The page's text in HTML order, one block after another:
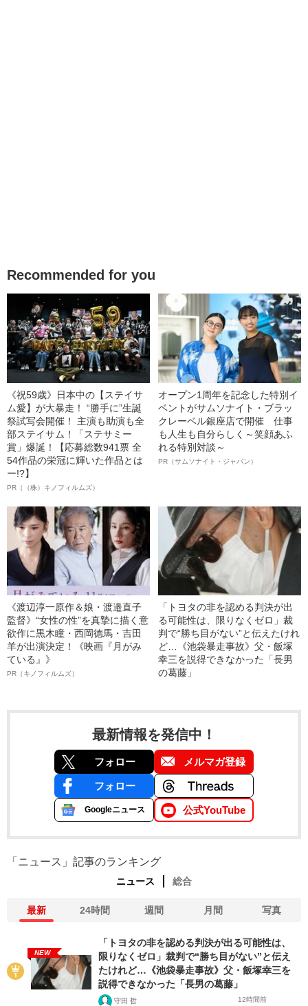
Recommended for you
《祝59歳》日本中の【ステイサ
ム愛】が大暴走！ “勝手に”生誕
祭試写会開催！ 主演も助演も全
部ステイサム！「ステサミー
賞」爆誕！【応募総数941票 全
54作品の栄冠に輝いた作品とは
ー!?】
PR（（株）キノフィルムズ）
オープン1周年を記念した特別イ
ベントがサムソナイト・ブラッ
クレーベル銀座店で開催 仕事
も人生も自分らしく～笑顔あふ
れる特別対談～
PR（サムソナイト・ジャパン）
《渡辺淳一原作＆娘・渡邉直子
監督》“女性の性”を真摯に描く意
欲作に黒木瞳・西岡德馬・吉田
羊が出演決定！《映画『月がみ
ている』》
PR（キノフィルムズ）
「トヨタの非を認める判決が出
る可能性は、限りなくゼロ」裁
判で“勝ち目がない”と伝えたけれ
ど…《池袋暴走事故》父・飯塚
幸三を説得できなかった「長男
の葛藤」
最新情報を発信中！
フォロー メルマガ登録
フォロー
Googleニュース 公式YouTube
「ニュース」記事のランキング
ニュース 総合
最新 24時間 週間 月間 写真
NEW
「トヨタの非を認める判決が出る可能性は、
限りなくゼロ」裁判で“勝ち目がない”と伝え
たけれど…《池袋暴走事故》父・飯塚幸三を
説得できなかった「長男の葛藤」
守田 哲 12時間前